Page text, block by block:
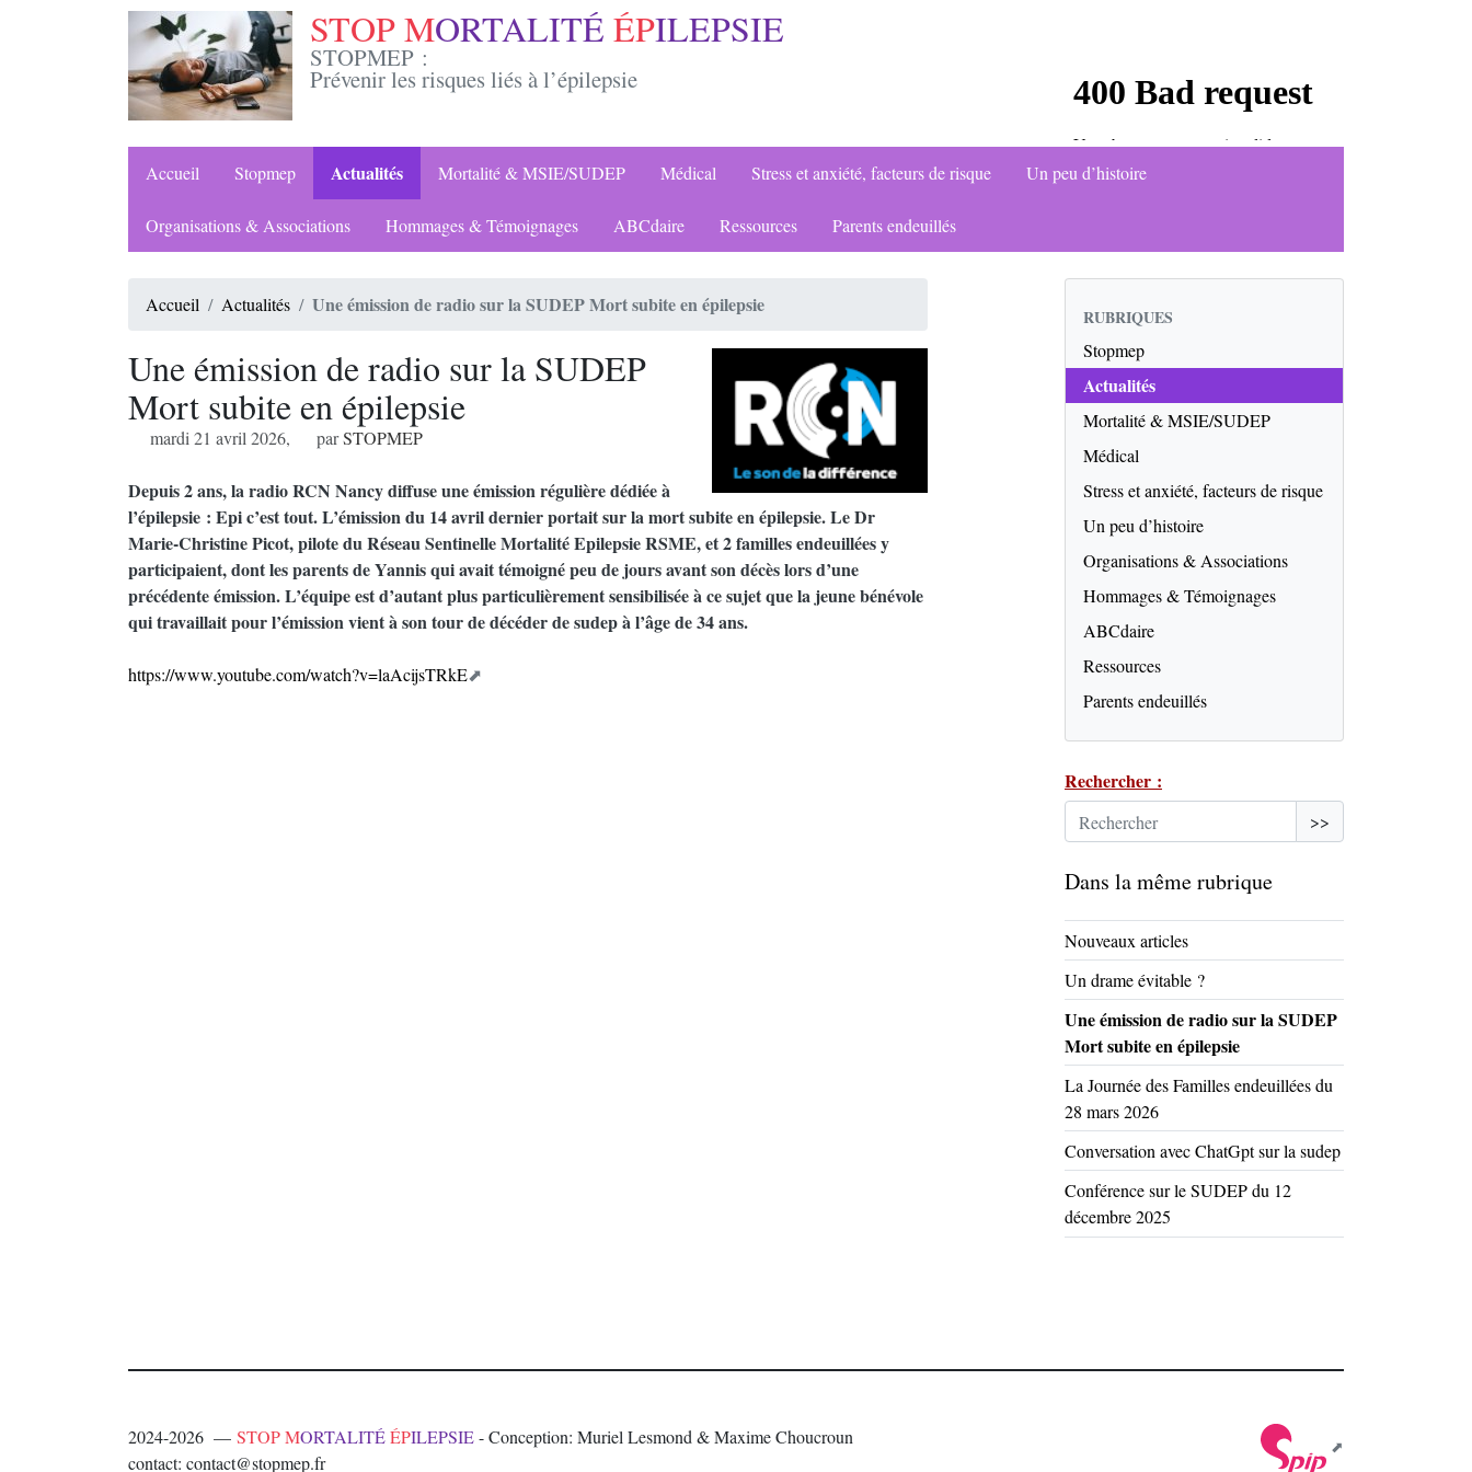
STOP MORTALITÉ ÉPILEPSIE
STOPMEP :
Prévenir les risques liés à l’épilepsie
Accueil Stopmep Actualités Mortalité & MSIE/SUDEP Médical Stress et anxiété, facteurs de risque Un peu d’histoire
Organisations & Associations Hommages & Témoignages ABCdaire Ressources Parents endeuillés
Accueil Actualités Une émission de radio sur la SUDEP Mort subite en épilepsie
Une émission de radio sur la SUDEP
Mort subite en épilepsie
mardi 21 avril 2026, parSTOPMEP
Depuis 2 ans, la radio RCN Nancy diffuse une émission régulière dédiée à
l’épilepsie : Epi c’est tout. L’émission du 14 avril dernier portait sur la mort subite en épilepsie. Le Dr
Marie-Christine Picot, pilote du Réseau Sentinelle Mortalité Epilepsie RSME, et 2 familles endeuillées y
participaient, dont les parents de Yannis qui avait témoigné peu de jours avant son décès lors d’une
précédente émission. L’équipe est d’autant plus particulièrement sensibilisée à ce sujet que la jeune bénévole
qui travaillait pour l’émission vient à son tour de décéder de sudep à l’âge de 34 ans.
https://www.youtube.com/watch?v=laAcijsTRkE
RUBRIQUES
Stopmep
Actualités
Mortalité & MSIE/SUDEP
Médical
Stress et anxiété, facteurs de risque
Un peu d’histoire
Organisations & Associations
Hommages & Témoignages
ABCdaire
Ressources
Parents endeuillés
Rechercher :
>>
Dans la même rubrique
Nouveaux articles
Un drame évitable ?
Une émission de radio sur la SUDEP
Mort subite en épilepsie
La Journée des Familles endeuillées du
28 mars 2026
Conversation avec ChatGpt sur la sudep
Conférence sur le SUDEP du 12
décembre 2025
2024-2026 — STOP MORTALITÉÉPILEPSIE- Conception: Muriel Lesmond & Maxime Choucroun
contact: contact@stopmep.fr